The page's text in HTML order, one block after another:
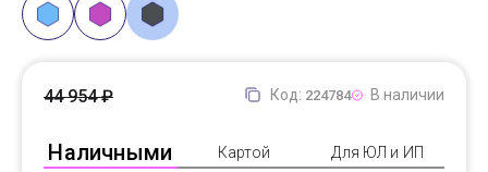
Код: 224784 В наличии
Наличными Картой Для ЮЛ и ИП
44 954 ₽